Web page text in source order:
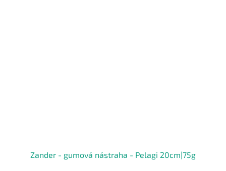
Zander - gumová nástraha - Pelagi 20cm|75g